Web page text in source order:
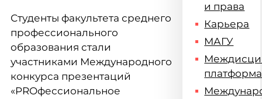
Студенты факультета среднего
профессионального
образования стали
участниками Международного
конкурса презентаций
«PROфессиональное
и права
Карьера
МАГУ
платформа